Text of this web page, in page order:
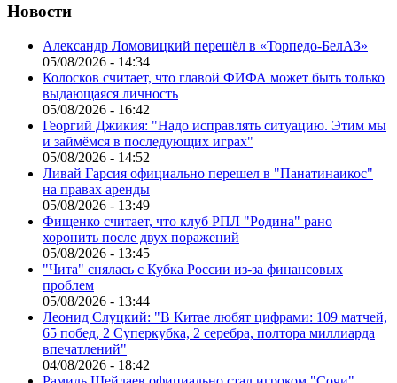
Новости
Александр Ломовицкий перешёл в «Торпедо-БелАЗ»
05/08/2026 - 14:34
Колосков считает, что главой ФИФА может быть только
выдающаяся личность
05/08/2026 - 16:42
Георгий Джикия: "Надо исправлять ситуацию. Этим мы
и займёмся в последующих играх"
05/08/2026 - 14:52
Ливай Гарсия официально перешел в "Панатинаикос"
на правах аренды
05/08/2026 - 13:49
Фищенко считает, что клуб РПЛ "Родина" рано
хоронить после двух поражений
05/08/2026 - 13:45
"Чита" снялась с Кубка России из-за финансовых
проблем
05/08/2026 - 13:44
Леонид Слуцкий: "В Китае любят цифрами: 109 матчей,
65 побед, 2 Суперкубка, 2 серебра, полтора миллиарда
впечатлений"
04/08/2026 - 18:42